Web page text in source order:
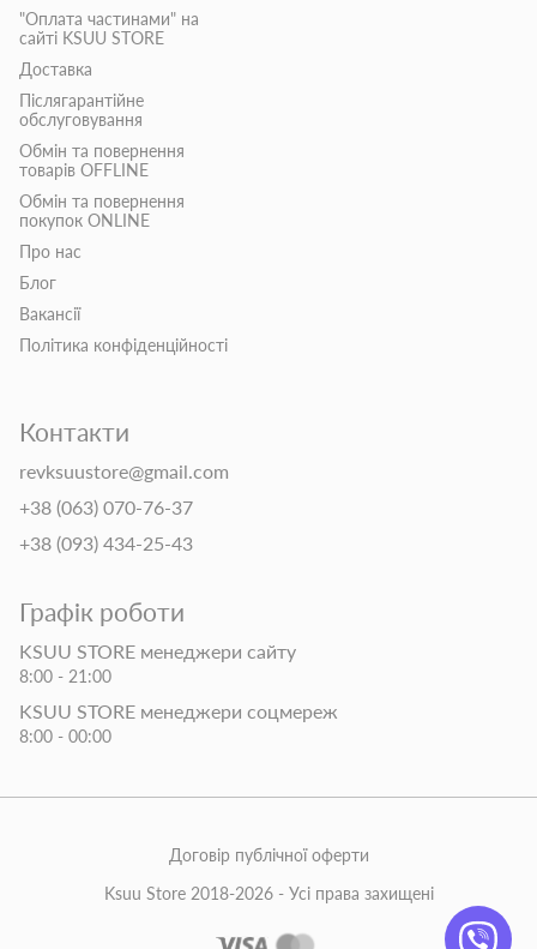
"Оплата частинами" на
сайті KSUU STORE
Доставка
Післягарантійне
обслуговування
Обмін та повернення
товарів OFFLINE
Обмін та повернення
покупок ONLINE
Про нас
Блог
Вакансії
Політика конфіденційності
Контакти
revksuustore@gmail.com
+38 (063) 070-76-37
+38 (093) 434-25-43
Графік роботи
KSUU STORE менеджери сайту
8:00 - 21:00
KSUU STORE менеджери соцмереж
8:00 - 00:00
Ksuu Store 2018-2026 - Усі права захищені
Договір публічної оферти